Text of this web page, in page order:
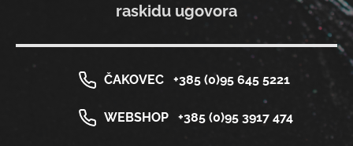
raskidu ugovora
ČAKOVEC +385 (0)95 645 5221
WEBSHOP +385 (0)95 3917 474